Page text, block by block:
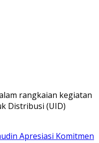
rangkaian kegiatan
Distribusi (UID)